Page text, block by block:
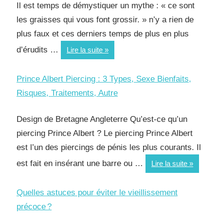
Il est temps de démystiquer un mythe : « ce sont
les graisses qui vous font grossir. » n’y a rien de
plus faux et ces derniers temps de plus en plus
d’érudits …
Lire la suite
Prince Albert Piercing : 3 Types, Sexe Bienfaits,
Risques, Traitements, Autre
Design de Bretagne Angleterre Qu’est-ce qu’un
piercing Prince Albert ? Le piercing Prince Albert
est l’un des piercings de pénis les plus courants. Il
est fait en insérant une barre ou …
Lire la suite
Quelles astuces pour éviter le vieillissement
précoce ?